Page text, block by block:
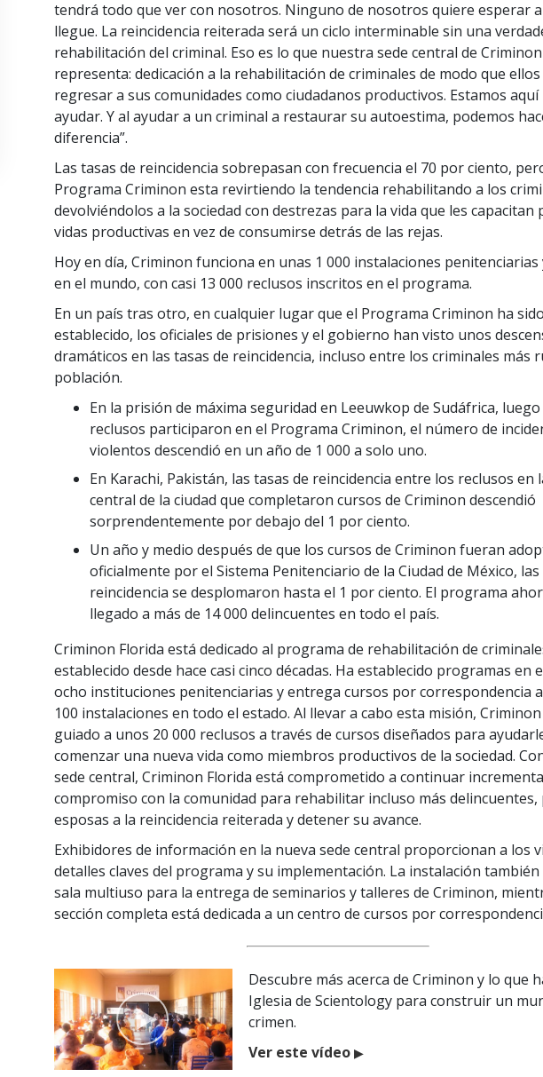
tendrá todo que ver con nosotros. Ninguno de nosotros quiere esperar a
llegue. La reincidencia reiterada será un ciclo interminable sin una
rehabilitación del criminal. Eso es lo que nuestra sede central de
representa: dedicación a la rehabilitación de criminales de modo que
regresar a sus comunidades como ciudadanos productivos. Estamos aquí
ayudar. Y al ayudar a un criminal a restaurar su autoestima, podemos
diferencia”.
Las tasas de reincidencia sobrepasan con frecuencia el 70 por ciento,
Programa Criminon esta revirtiendo la tendencia rehabilitando a los
devolviéndolos a la sociedad con destrezas para la vida que les capacitan
vidas productivas en vez de consumirse detrás de las rejas.
Hoy en día, Criminon funciona en unas 1 000 instalaciones
en el mundo, con casi 13 000 reclusos inscritos en el programa.
En un país tras otro, en cualquier lugar que el Programa Criminon ha sido
establecido, los oficiales de prisiones y el gobierno han visto unos
dramáticos en las tasas de reincidencia, incluso entre los criminales más
población.
En la prisión de máxima seguridad en Leeuwkop de Sudáfrica,
reclusos participaron en el Programa Criminon, el número de
violentos descendió en un año de 1 000 a solo uno.
En Karachi, Pakistán, las tasas de reincidencia entre los reclusos en
central de la ciudad que completaron cursos de Criminon descendió
sorprendentemente por debajo del 1 por ciento.
Un año y medio después de que los cursos de Criminon fueran
oficialmente por el Sistema Penitenciario de la Ciudad de México, las
reincidencia se desplomaron hasta el 1 por ciento. El programa
llegado a más de 14 000 delincuentes en todo el país.
Criminon Florida está dedicado al programa de rehabilitación de
establecido desde hace casi cinco décadas. Ha establecido programas en
ocho instituciones penitenciarias y entrega cursos por correspondencia
100 instalaciones en todo el estado. Al llevar a cabo esta misión,
guiado a unos 20 000 reclusos a través de cursos diseñados para
comenzar una nueva vida como miembros productivos de la sociedad.
sede central, Criminon Florida está comprometido a continuar
compromiso con la comunidad para rehabilitar incluso más delincuentes,
esposas a la reincidencia reiterada y detener su avance.
Exhibidores de información en la nueva sede central proporcionan a los
detalles claves del programa y su implementación. La instalación
sala multiuso para la entrega de seminarios y talleres de Criminon,
sección completa está dedicada a un centro de cursos por
Descubre más acerca de Criminon y lo que
Iglesia de Scientology para construir un
crimen.
Ver este vídeo▶